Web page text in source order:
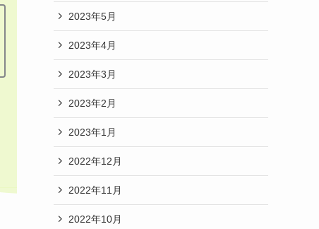
2023年5月
2023年4月
2023年3月
2023年2月
2023年1月
2022年12月
2022年11月
2022年10月